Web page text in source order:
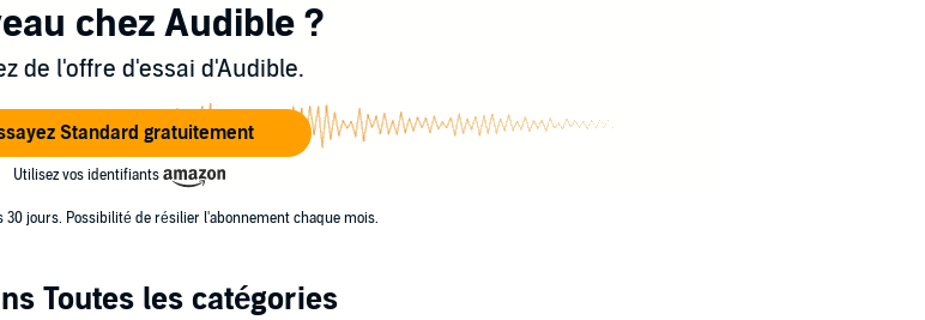
chez Audible ?
de l'offre d'essai d'Audible.
Standard gratuitement
Utilisez vos identifiants
30 jours. Possibilité de résilier l'abonnement chaque mois.
Toutes les catégories